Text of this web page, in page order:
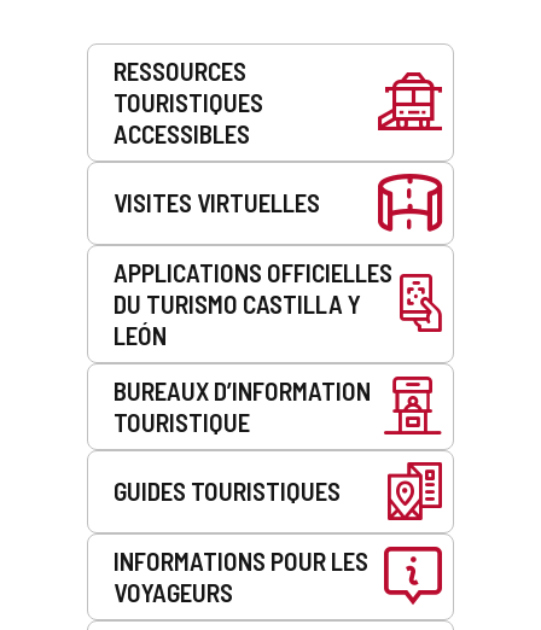
Prestations
RESSOURCES
TOURISTIQUES
ACCESSIBLES
VISITES VIRTUELLES
APPLICATIONS OFFICIELLES
DU TURISMO CASTILLA Y
LEÓN
BUREAUX D’INFORMATION
TOURISTIQUE
GUIDES TOURISTIQUES
INFORMATIONS POUR LES
VOYAGEURS